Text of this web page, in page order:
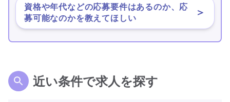
資格や年代などの応募要件はあるのか、応
募可能なのかを教えてほしい
＞
近い条件で求人を探す